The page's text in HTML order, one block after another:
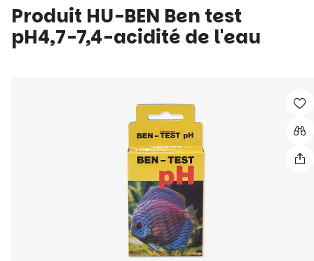
Produit HU-BEN Ben test
pH4,7-7,4-acidité de l'eau